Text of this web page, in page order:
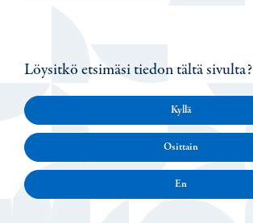
Löysitkö etsimäsi tiedon tältä sivulta?
Kyllä
Osittain
En